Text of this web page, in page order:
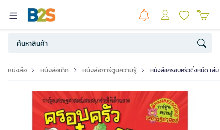
หนังสือ หนังสือเด็ก หนังสือการ์ตูนความรู้ หนังสือครอบครัวตึ๋งหนืด เล่